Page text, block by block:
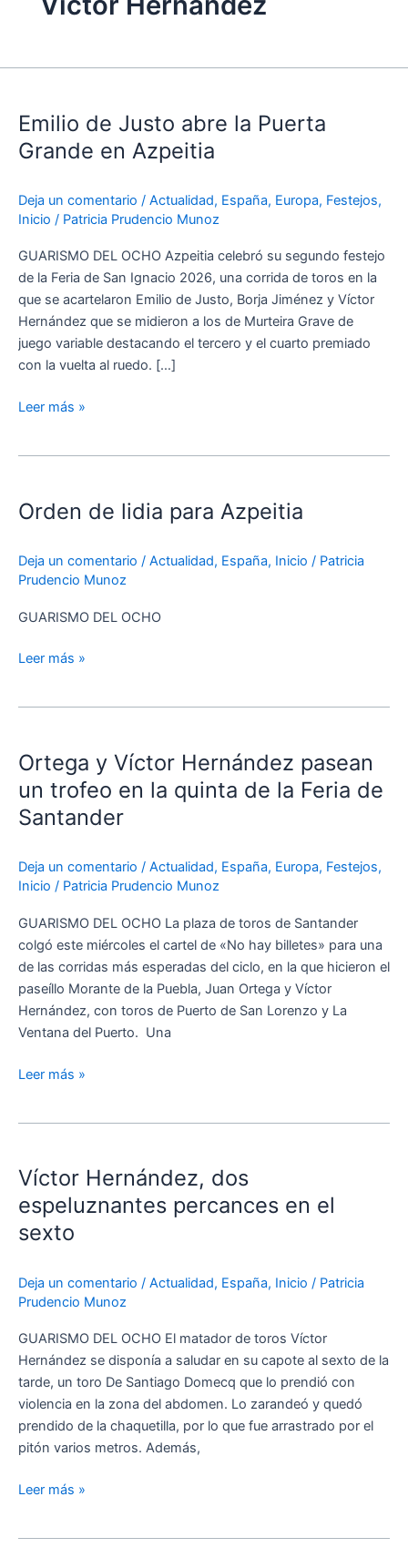
Emilio de Justo abre la Puerta
Grande en Azpeitia
Deja un comentario / Actualidad, España, Europa, Festejos,
Inicio / Patricia Prudencio Munoz
GUARISMO DEL OCHO Azpeitia celebró su segundo festejo
de la Feria de San Ignacio 2026, una corrida de toros en la
que se acartelaron Emilio de Justo, Borja Jiménez y Víctor
Hernández que se midieron a los de Murteira Grave de
juego variable destacando el tercero y el cuarto premiado
con la vuelta al ruedo. […]
Justo
abre
Grande
Azpeitia
Leer más »
Orden de lidia para Azpeitia
Deja un comentario / Actualidad, España, Inicio / Patricia
Prudencio Munoz
GUARISMO DEL OCHO
lidia
Azpeitia
Leer más »
Ortega y Víctor Hernández pasean
un trofeo en la quinta de la Feria de
Santander
Deja un comentario / Actualidad, España, Europa, Festejos,
Inicio / Patricia Prudencio Munoz
GUARISMO DEL OCHO La plaza de toros de Santander
colgó este miércoles el cartel de «No hay billetes» para una
de las corridas más esperadas del ciclo, en la que hicieron el
paseíllo Morante de la Puebla, Juan Ortega y Víctor
Hernández, con toros de Puerto de San Lorenzo y La
Ventana del Puerto. Una
Víctor
Hernández
pasean
un
en
la
quinta
la
de
Santander
Leer más »
Víctor Hernández, dos
espeluznantes percances en el
sexto
Deja un comentario / Actualidad, España, Inicio / Patricia
Prudencio Munoz
GUARISMO DEL OCHO El matador de toros Víctor
Hernández se disponía a saludar en su capote al sexto de la
tarde, un toro De Santiago Domecq que lo prendió con
violencia en la zona del abdomen. Lo zarandeó y quedó
prendido de la chaquetilla, por lo que fue arrastrado por el
pitón varios metros. Además,
dos
espeluznantes
percances
en
sexto
Leer más »